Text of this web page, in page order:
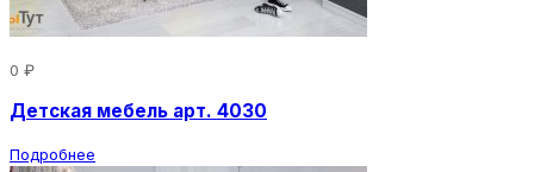
0 ₽
Детская мебель арт. 4030
Подробнее